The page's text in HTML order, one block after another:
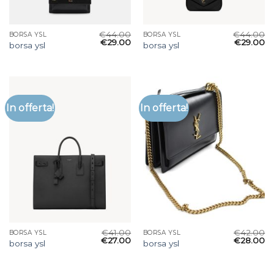
BORSA YSL
borsa ysl
€44.00
€29.00
BORSA YSL
borsa ysl
€44.00
€29.00
In offerta!
BORSA YSL
borsa ysl
€41.00
€27.00
In offerta!
BORSA YSL
borsa ysl
€42.00
€28.00